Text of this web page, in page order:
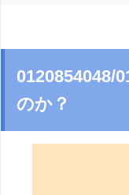
0120854048/
のか？